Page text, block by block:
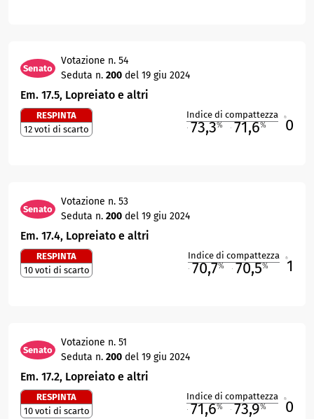
Senato
Votazione n. 54
Seduta n. 200 del 19 giu 2024
Em. 17.5, Lopreiato e altri
RESPINTA
12 voti di scarto
Indice di compattezza
73,3% 71,6% 0
Senato
Votazione n. 53
Seduta n. 200 del 19 giu 2024
Em. 17.4, Lopreiato e altri
RESPINTA
10 voti di scarto
Indice di compattezza
70,7% 70,5% 1
Senato
Votazione n. 51
Seduta n. 200 del 19 giu 2024
Em. 17.2, Lopreiato e altri
RESPINTA
10 voti di scarto
Indice di compattezza
71,6% 73,9% 0